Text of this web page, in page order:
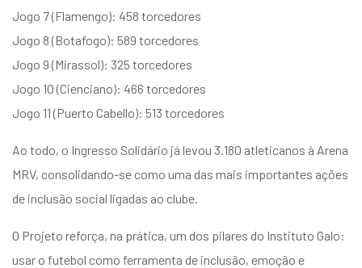
Jogo 7 (Flamengo): 458 torcedores
Jogo 8 (Botafogo): 589 torcedores
Jogo 9 (Mirassol): 325 torcedores
Jogo 10 (Cienciano): 466 torcedores
Jogo 11 (Puerto Cabello): 513 torcedores
Ao todo, o Ingresso Solidário já levou 3.180 atleticanos à Arena
MRV, consolidando-se como uma das mais importantes ações
de inclusão social ligadas ao clube.
O Projeto reforça, na prática, um dos pilares do Instituto Galo:
usar o futebol como ferramenta de inclusão, emoção e